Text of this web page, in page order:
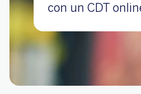
con un CDT